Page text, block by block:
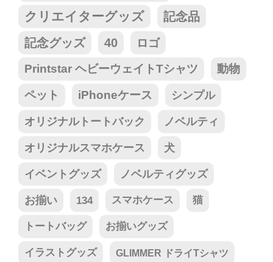
クリエイターグッズ
記念品
記念グッズ
40 ロゴ
Printstar ヘビーウェイトTシャツ 動物
ペット iPhoneケース シンプル
オリジナルトートバック ノベルティ
オリジナルスマホケース 犬
イベントグッズ ノベルティグッズ
お揃い 134 スマホケース 猫
トートバッグ お揃いグッズ
イラストグッズ GLIMMER ドライTシャツ